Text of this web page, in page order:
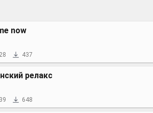
now
437
релакс
648